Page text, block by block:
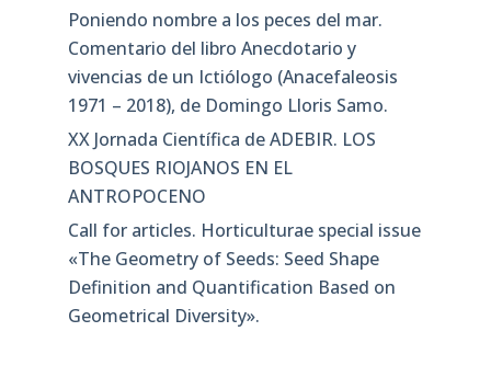
Poniendo nombre a los peces del mar.
Comentario del libro Anecdotario y
vivencias de un Ictiólogo (Anacefaleosis
1971 – 2018), de Domingo Lloris Samo.
XX Jornada Científica de ADEBIR. LOS
BOSQUES RIOJANOS EN EL
ANTROPOCENO
Call for articles. Horticulturae special issue
«The Geometry of Seeds: Seed Shape
Definition and Quantification Based on
Geometrical Diversity»​.